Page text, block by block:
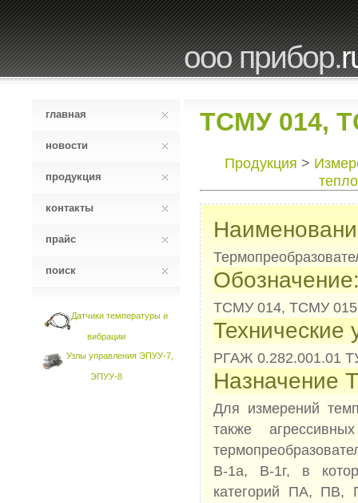
ооо прибор.
главная
новости
продукция
контакты
прайс
поиск
Датчики температуры и
вибрации
Узлы управления ЭПУУ-7,
ЭПУУ-8
ТСМУ 014,
Продукция >
ТСМУ 014, ТСМУ
Технические
РГАЖ 0.282.001.01
Назначение
Для измерений
также
В-1а, В-1г, в
категорий ПА,